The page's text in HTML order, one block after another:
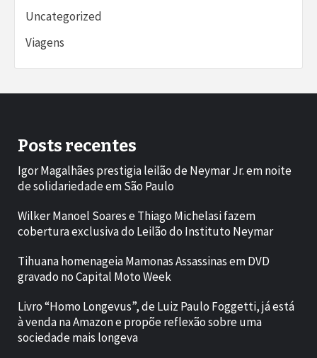
Uncategorized
Viagens
Posts recentes
Igor Magalhães prestigia leilão de Neymar Jr. em noite
de solidariedade em São Paulo
Wilker Manoel Soares e Thiago Michelasi fazem
cobertura exclusiva do Leilão do Instituto Neymar
Tihuana homenageia Mamonas Assassinas em DVD
gravado no Capital Moto Week
Livro “Homo Longevus”, de Luiz Paulo Foggetti, já está
à venda na Amazon e propõe reflexão sobre uma
sociedade mais longeva